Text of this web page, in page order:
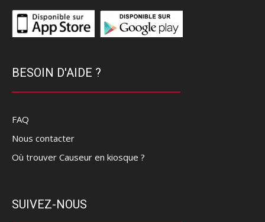
BESOIN D'AIDE ?
FAQ
Nous contacter
Où trouver Causeur en kiosque ?
SUIVEZ-NOUS